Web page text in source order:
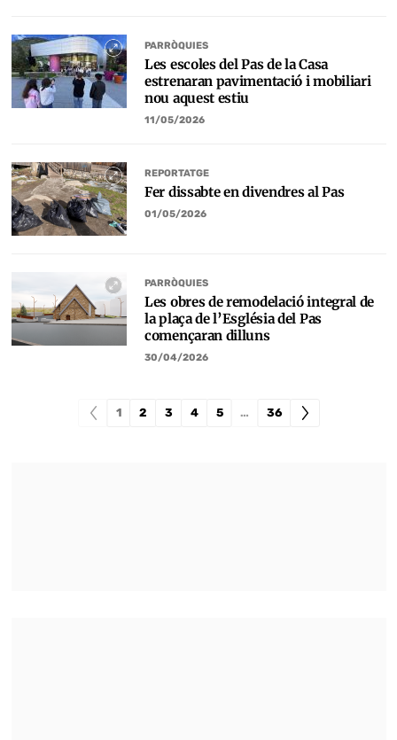
PARRÒQUIES
Les escoles del Pas de la Casa
estrenaran pavimentació i mobiliari
nou aquest estiu
11/05/2026
REPORTATGE
Fer dissabte en divendres al Pas
01/05/2026
PARRÒQUIES
Les obres de remodelació integral de
la plaça de l’Església del Pas
començaran dilluns
30/04/2026
1 2 3 4 5 … 36